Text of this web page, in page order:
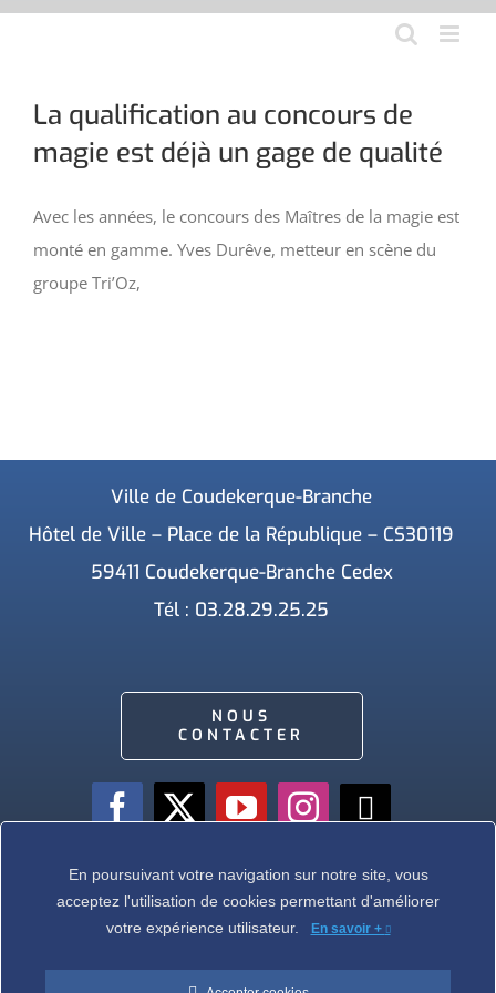
Aller
La qualification au concours de
magie est déjà un gage de qualité
Avec les années, le concours des Maîtres de la magie est
monté en gamme. Yves Durêve, metteur en scène du
groupe Tri’Oz,
Ville de Coudekerque-Branche
Hôtel de Ville – Place de la République – CS30119
59411 Coudekerque-Branche Cedex
Tél : 03.28.29.25.25
NOUS
CONTACTER
Ville de Coudekerque-Branche – Tous droits réservés © 2026 IMentions légales
IProtection vie privée
En poursuivant votre navigation sur notre site, vous
acceptez l'utilisation de cookies permettant d'améliorer
votre expérience utilisateur.
En savoir +